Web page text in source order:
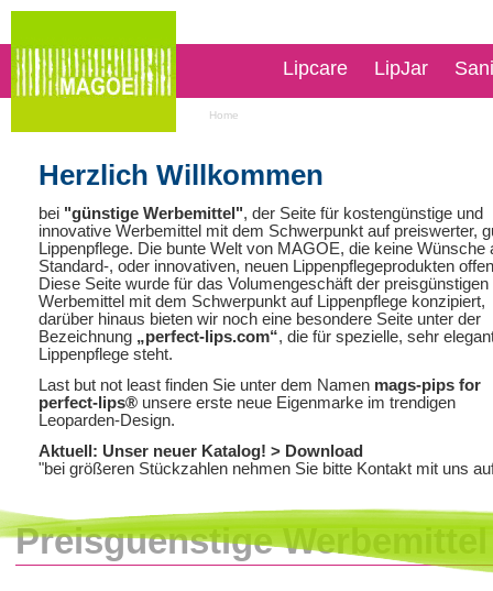
Lipcare LipJar
Home
Herzlich Willkommen
bei "günstige Werbemittel", der Seite für kostengünstige und
innovative Werbemittel mit dem Schwerpunkt auf preiswerter,
Lippenpflege. Die bunte Welt von MAGOE, die keine Wünsche
Standard-, oder innovativen, neuen Lippenpflegeprodukten
Diese Seite wurde für das Volumengeschäft der preisgünstigen
Werbemittel mit dem Schwerpunkt auf Lippenpflege konzipiert,
darüber hinaus bieten wir noch eine besondere Seite unter der
Bezeichnung „perfect-lips.com“, die für spezielle, sehr
Lippenpflege steht.
Last but not least finden Sie unter dem Namen mags-pips for
perfect-lips® unsere erste neue Eigenmarke im trendigen
Leoparden-Design.
Aktuell: Unser neuer Katalog! > Download
"bei größeren Stückzahlen nehmen Sie bitte Kontakt mit uns
Preisguenstige